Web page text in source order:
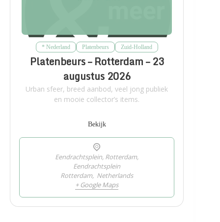
* Nederland Platenbeurs Zuid-Holland
Platenbeurs – Rotterdam – 23
augustus 2026
Urban sfeer, breed aanbod, veel jong publiek
en mooie collector’s items.
Bekijk
Eendrachtsplein, Rotterdam,
Eendrachtsplein
Rotterdam, Netherlands
+ Google Maps